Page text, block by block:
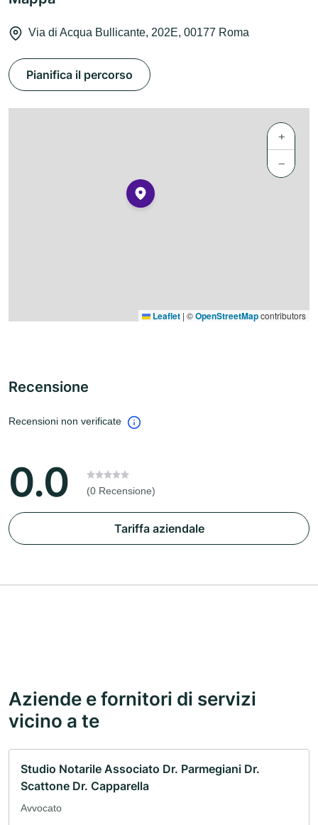
Via di Acqua Bullicante, 202E, 00177 Roma
Pianifica il percorso
+
−
Leaflet | ©OpenStreetMapcontributors
Recensione
Recensioni non verificate
0.0 (0 Recensione)
Tariffa aziendale
Aziende e fornitori di servizi
vicino a te
Studio Notarile Associato Dr. Parmegiani Dr.
Scattone Dr. Capparella
Avvocato